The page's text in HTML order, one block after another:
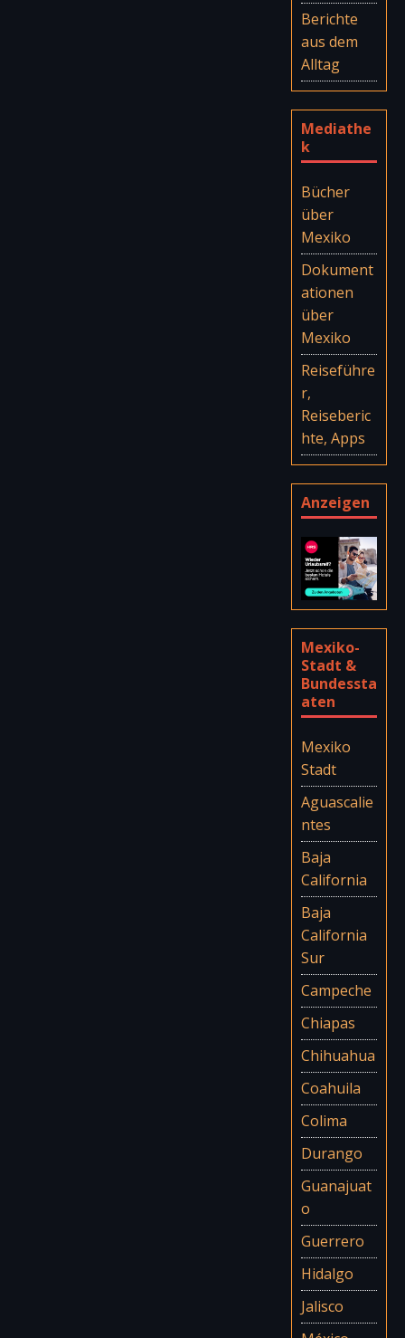
Berichte
aus dem
Alltag
Mediathe
k
Bücher
über
Mexiko
Dokument
ationen
über
Mexiko
Reiseführe
r,
Reiseberic
hte, Apps
Anzeigen
Mexiko-
Stadt &
Bundessta
aten
Mexiko
Stadt
Aguascalie
ntes
Baja
California
Baja
California
Sur
Campeche
Chiapas
Chihuahua
Coahuila
Colima
Durango
Guanajuat
o
Guerrero
Hidalgo
Jalisco